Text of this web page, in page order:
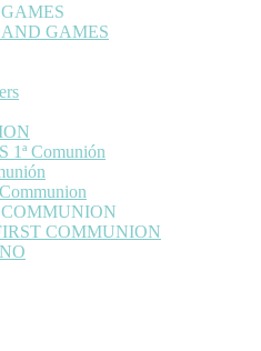
AND GAMES
1ª Comunión
COMMUNION
COMMUNION